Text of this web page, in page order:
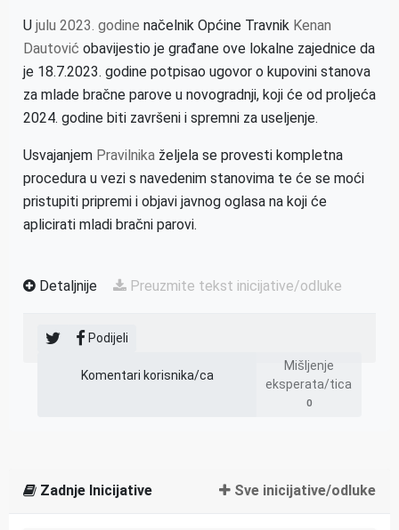
U julu 2023. godine načelnik Općine Travnik Kenan
Dautović obavijestio je građane ove lokalne zajednice da
je 18.7.2023. godine potpisao ugovor o kupovini stanova
za mlade bračne parove u novogradnji, koji će od proljeća
2024. godine biti završeni i spremni za useljenje.
Usvajanjem Pravilnika željela se provesti kompletna
procedura u vezi s navedenim stanovima te će se moći
pristupiti pripremi i objavi javnog oglasa na koji će
aplicirati mladi bračni parovi.
Detaljnije Preuzmite tekst inicijative/odluke
Podijeli
Mišljenje
0
Zadnje Inicijative Sve inicijative/odluke